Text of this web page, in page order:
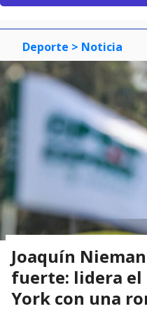
Deporte > Noticia
Joaquín
fuerte: lidera el
York con una